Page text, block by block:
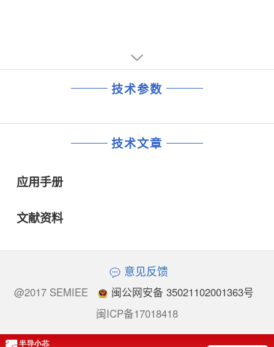
技术参数
技术文章
应用手册
文献资料
意见反馈
@2017 SEMIEE
闽公网安备 35021102001363号
闽ICP备17018418